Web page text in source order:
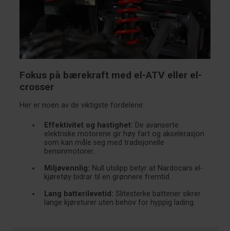
Fokus på bærekraft med el-ATV eller el-
crosser
Her er noen av de viktigste fordelene:
Effektivitet og hastighet: De avanserte
elektriske motorene gir høy fart og akselerasjon
som kan måle seg med tradisjonelle
bensinmotorer.
Miljøvennlig: Null utslipp betyr at Nardocars el-
kjøretøy bidrar til en grønnere fremtid.
Lang batterilevetid: Slitesterke batterier sikrer
lange kjøreturer uten behov for hyppig lading.